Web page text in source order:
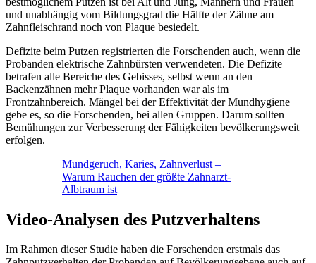
und unabhängig vom Bildungsgrad die Hälfte der Zähne am
Zahnfleischrand noch von Plaque besiedelt.
Defizite beim Putzen registrierten die Forschenden auch, wenn die
Probanden elektrische Zahnbürsten verwendeten. Die Defizite
betrafen alle Bereiche des Gebisses, selbst wenn an den
Backenzähnen mehr Plaque vorhanden war als im
Frontzahnbereich. Mängel bei der Effektivität der Mundhygiene
gebe es, so die Forschenden, bei allen Gruppen. Darum sollten
Bemühungen zur Verbesserung der Fähigkeiten bevölkerungsweit
erfolgen.
Mundgeruch, Karies, Zahnverlust –
Warum Rauchen der größte Zahnarzt-
Albtraum ist
Video-Analysen des Putzverhaltens
Im Rahmen dieser Studie haben die Forschenden erstmals das